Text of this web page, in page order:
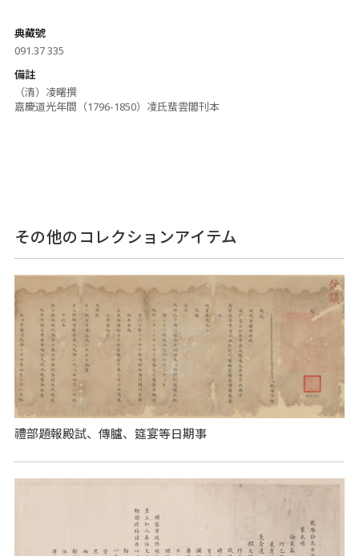
典藏號
091.37 335
備註
（清）凌曙撰
嘉慶道光年間（1796-1850）凌氏蜚雲閣刊本
その他のコレクションアイテム
禮部題報殿試、傳臚、筵宴等日期事